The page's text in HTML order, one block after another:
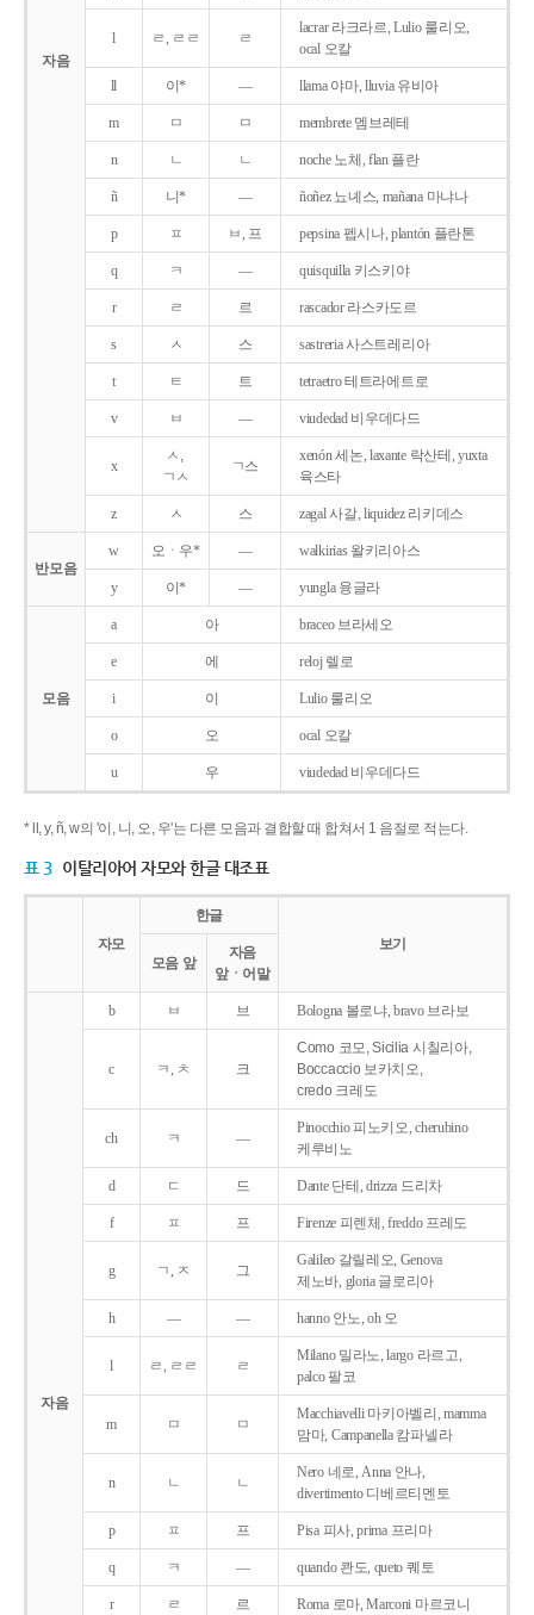
자음
l ㄹ, ㄹㄹ ㄹ
lacrar 라크라르, Lulio 룰리오,
ocal 오칼
ll 이* ― llama 야마, lluvia 유비아
m ㅁ ㅁ membrete 멤브레테
n ㄴ ㄴ noche 노체, flan 플란
ñ 니* ― ñoñez 뇨녜스, mañana 마냐나
p ㅍ ㅂ, 프 pepsina 펩시나, plantón 플란톤
q ㅋ ― quisquilla 키스키야
r ㄹ 르 rascador 라스카도르
s ㅅ 스 sastreria 사스트레리아
t ㅌ 트 tetraetro 테트라에트로
v ㅂ ― viudedad 비우데다드
x
ㅅ,
ㄱㅅ
ㄱ스
xenón 세논, laxante 락산테, yuxta
육스타
z ㅅ 스 zagal 사갈, liquidez 리키데스
반모음
w 오ㆍ우* ― walkirias 왈키리아스
y 이* ― yungla 융글라
모음
a 아 braceo 브라세오
e 에 reloj 렐로
i 이 Lulio 룰리오
o 오 ocal 오칼
u 우 viudedad 비우데다드
* ll, y, ñ, w의 '이, 니, 오, 우'는 다른 모음과 결합할 때 합쳐서 1 음절로 적는다.
표 3 이탈리아어 자모와 한글 대조표
자모
한글
보기
모음 앞
자음
앞ㆍ어말
자음
b ㅂ 브 Bologna 볼로냐, bravo 브라보
c ㅋ, ㅊ 크
Como 코모, Sicilia 시칠리아,
Boccaccio 보카치오,
credo 크레도
ch ㅋ ―
Pinocchio 피노키오, cherubino
케루비노
d ㄷ 드 Dante 단테, drizza 드리차
f ㅍ 프 Firenze 피렌체, freddo 프레도
g ㄱ, ㅈ 그
Galileo 갈릴레오, Genova
제노바, gloria 글로리아
h ― ― hanno 안노, oh 오
l ㄹ, ㄹㄹ ㄹ
Milano 밀라노, largo 라르고,
palco 팔코
m ㅁ ㅁ
Macchiavelli 마키아벨리, mamma
맘마, Campanella 캄파넬라
n ㄴ ㄴ
Nero 네로, Anna 안나,
divertimento 디베르티멘토
p ㅍ 프 Pisa 피사, prima 프리마
q ㅋ ― quando 콴도, queto 퀘토
r ㄹ 르 Roma 로마, Marconi 마르코니